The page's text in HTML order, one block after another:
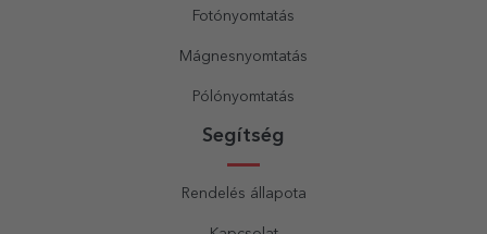
Fotónyomtatás
Mágnesnyomtatás
Pólónyomtatás
Segítség
Rendelés állapota